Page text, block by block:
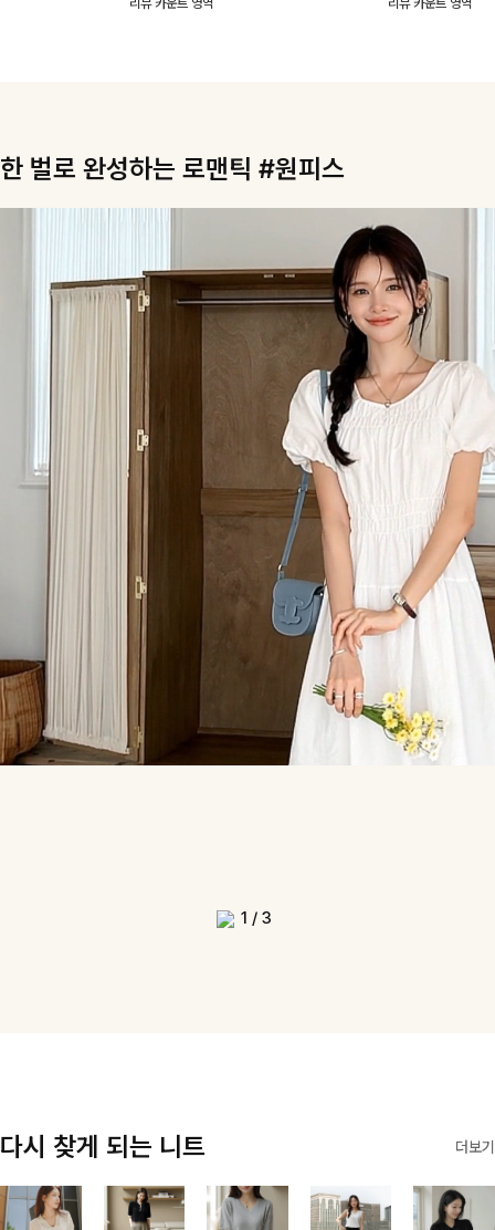
스트링 디테일로 안정
리뷰 카운트 영역
운 체형 커버는 물론,
리뷰 카운트 영역
한 벌로 완성하는 로맨틱 #원피스
1 / 3
다시 찾게 되는 니트 더보기